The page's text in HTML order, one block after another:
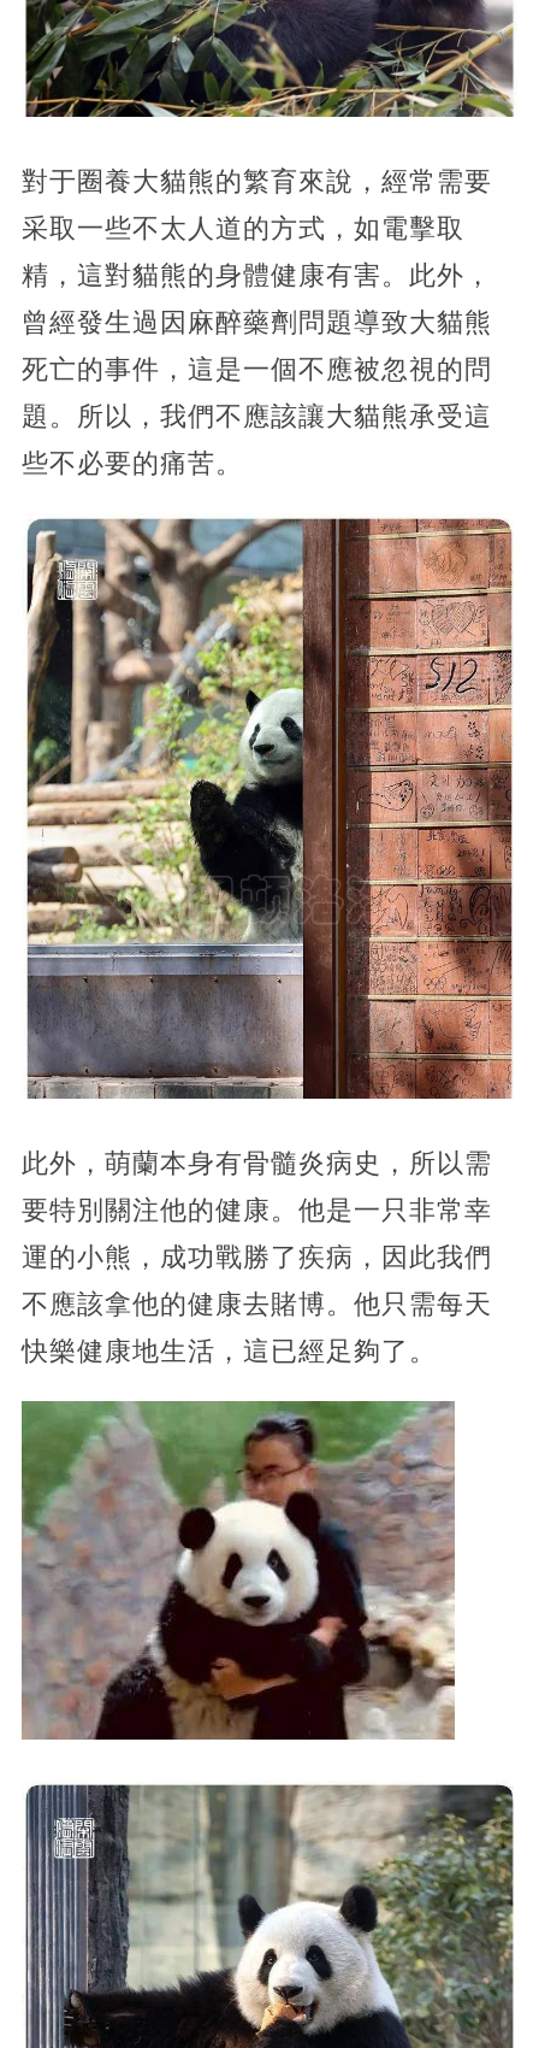
對于圈養大貓熊的繁育來說，經常需要
采取一些不太人道的方式，如電擊取
精，這對貓熊的身體健康有害。此外，
曾經發生過因麻醉藥劑問題導致大貓熊
死亡的事件，這是一個不應被忽視的問
題。所以，我們不應該讓大貓熊承受這
些不必要的痛苦。
此外，萌蘭本身有骨髓炎病史，所以需
要特別關注他的健康。他是一只非常幸
運的小熊，成功戰勝了疾病，因此我們
不應該拿他的健康去賭博。他只需每天
快樂健康地生活，這已經足夠了。